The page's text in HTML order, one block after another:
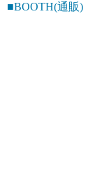
■BOOTH(通販)